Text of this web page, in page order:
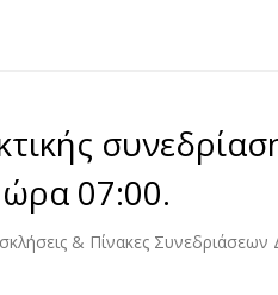
07:00.
& Πίνακες Συνεδριάσεων